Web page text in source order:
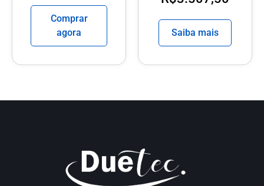
Comprar
agora
Saiba mais